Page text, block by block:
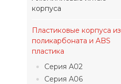
корпуса
Пластиковые корпуса из
поликарбоната и ABS
пластика
Серия А02
Серия А06